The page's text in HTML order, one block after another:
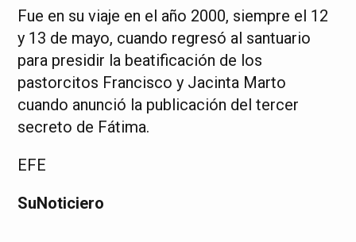
Fue en su viaje en el año 2000, siempre el 12
y 13 de mayo, cuando regresó al santuario
para presidir la beatificación de los
pastorcitos Francisco y Jacinta Marto
cuando anunció la publicación del tercer
secreto de Fátima.
EFE
SuNoticiero